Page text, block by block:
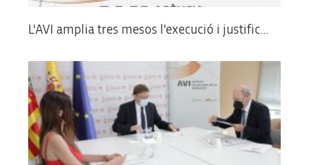
L'AVI amplia tres mesos l'execució i justific...